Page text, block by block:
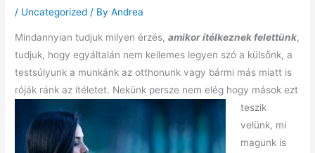
/ Uncategorized / ByAndrea
Mindannyian tudjuk milyen érzés,amikor ítélkeznek felettünk,
tudjuk, hogy egyáltalán nem kellemes legyen szó a külsőnk, a
testsúlyunk a munkánk az otthonunk vagy bármi más miatt is
róják ránk az ítéletet. Nekünk persze nem elég hogy mások ezt
teszik
velünk, mi
magunk is